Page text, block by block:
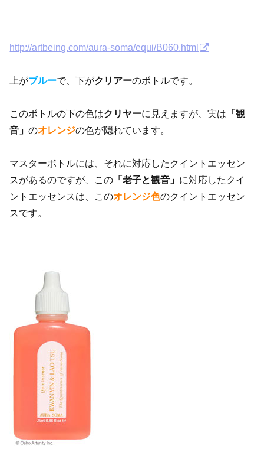
http://artbeing.com/aura-soma/equi/B060.html
上がブルーで、下がクリアーのボトルです。
このボトルの下の色はクリヤーに見えますが、実は 「観
音」のオレンジの色が隠れています。
マスターボトルには、それに対応したクイントエッセン
スがあるのですが、この 「老子と観音」 に対応したクイ
ントエッセンスは、このオレンジ色のクイントエッセン
スです。